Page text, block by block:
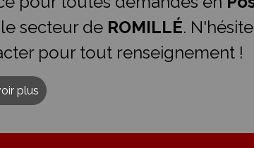
secteur de ROMILLÉ.
pour tout renseignement !
plus